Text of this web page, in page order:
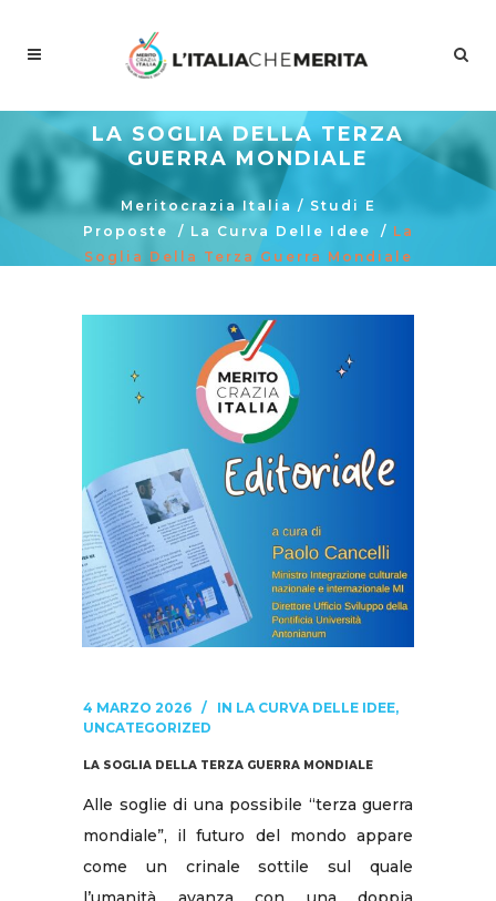
LA SOGLIA DELLA TERZA
GUERRA MONDIALE
Meritocrazia Italia / Studi E
Proposte
/ La Curva Delle Idee / La
Soglia Della Terza Guerra Mondiale
4 MARZO 2026 IN LA CURVA DELLE IDEE,
UNCATEGORIZED
LA SOGLIA DELLA TERZA GUERRA MONDIALE
Alle soglie di una possibile “terza guerra mondiale”, il futuro del mondo appare come un crinale sottile sul quale l’umanità avanza con una doppia tentazione: da un lato quella di interpretare la complessità come destino di conflitto, dall’altro quella di ridurre la pace a semplice sospensione delle ostilità, come se bastasse il silenzio delle armi a ricostruire l’ordine morale e giuridico delle relazioni tra i popoli; eppure, proprio quando l’orizzonte sembra comprimersi nella grammatica della paura, diviene più urgente riconoscere che la storia non è soltanto una sequenza di interessi in competizione, ma anche un luogo di vocazioni condivise, di responsabilità convergenti, di possibilità spirituali e culturali capaci di rigenerare la politica e di riscattare il diritto internazionale dalla sua vulnerabilità più drammatica: la subordinazione della persona ai calcoli di potenza. In tale contesto, parlare del futuro non significa esercitare una retorica consolatoria, bensì compiere un atto di discernimento: leggere i segni del tempo senza cedere al fatalismo, nominare le fratture senza trasformarle in identità permanenti, riconoscere la tragicità del presente senza consegnare l’avvenire al determinismo della violenza; perché la “soglia” non è soltanto un limite, ma anche una possibilità, e ogni possibilità chiede un linguaggio adeguato, una postura interiore e un metodo di relazione. È qui che la diplomazia delle culture può e deve riacquistare la propria funzione originaria: non un ornamento umanistico aggiunto alla diplomazia degli Stati, ma una struttura generativa del legame internazionale, capace di rendere pensabile e praticabile ciò che altrimenti sarebbe politicamente impronunciabile; la cultura, infatti, non è un deposito di memorie immobili, bensì un’energia interpretativa che decide come un popolo si percepisce, come percepisce l’altro, quale valore attribuisce alla vita, quale prezzo accetta di pagare per la sicurezza, quali limiti riconosce alla forza, quale dignità accorda allo straniero e al vulnerabile. Quando le culture si irrigidiscono in ideologie identitarie, la guerra diventa plausibile; quando si aprono alla reciprocità, la pace torna a essere un’ipotesi razionale e morale, prima ancora che un accordo tecnico. Per questo, se è vero che l’epoca attuale conosce nuove forme di conflitto—ibrido, informazionale, economico, tecnologico, religioso e pseudo-religioso—è altrettanto vero che l’umanità dispone di risorse altrettanto nuove per prevenire l’escalation: non soltanto strumenti giuridici, ma soprattutto competenze relazionali, alfabeti di riconciliazione, pratiche di incontro, percorsi di formazione che incidono sulle coscienze e, di conseguenza, sulle istituzioni. Il punto decisivo è comprendere che la pace non nasce come prodotto collaterale della deterrenza, né come semplice bilanciamento di interessi, ma come scelta antropologica e spirituale: la scelta di riconoscere nell’altro non un ostacolo, non un concorrente ontologico, bensì un interlocutore, e in ultima istanza un coabitante della medesima casa comune. Da questa scelta discende una triade che può orientare in modo limpido e operativo la transizione dal rischio di guerra globale a un ordine di convivenza: la cultura del dialogo come via, la collaborazione comune come condotta, la conoscenza reciproca come metodo e criterio. La cultura del dialogo come via non è una formula di cortesia, ma una disciplina esigente: implica la rinuncia all’umiliazione dell’avversario, la conversione del linguaggio pubblico, la capacità di distinguere tra verità e propaganda, tra legittima difesa e vendetta, tra giustizia e ritorsione, tra memoria e rancore; richiede di riconoscere che il dialogo non equivale a relativismo, ma a responsabilità, perché soltanto chi crede che la verità abbia forza propria può permettersi di cercare l’incontro senza paura, e soltanto chi possiede un’identità non fragile può aprirsi senza dissolversi. La collaborazione comune come condotta significa tradurre il dialogo in istituzioni e in prassi: cooperazione multilaterale credibile, politiche condivise per la riduzione delle diseguaglianze, tutela della vita nelle sue forme più esposte, protezione dei civili, corridoi umanitari, garanzie per i prigionieri, contrasto all’economia che prospera sulla guerra, responsabilità per le filiere tecnologiche che alimentano conflitti, governance etica dell’intelligenza artificiale e delle infrastrutture digitali, in modo che la potenza degli strumenti non superi la maturità della coscienza; collaborazione comune significa anche riconoscere che la sicurezza non è soltanto militare, ma alimentare, sanitaria, climatica, educativa, culturale, e che ogni insicurezza strutturale diventa carburante per l’odio e per la manipolazione. La conoscenza reciproca come metodo e criterio, infine, è la condizione che rende dialogo e cooperazione non episodici, ma stabili: conoscere l’altro non per controllarlo, bensì per comprenderlo; non per neutralizzarlo, ma per incontrarlo; non per assimilarlo, ma per riconoscerne la dignità e la vocazione. Qui la diplomazia delle culture si rivela come un’arte paziente: educare allo sguardo lungo, sottrarre la percezione dell’altro alla caricatura, impedire che la distanza culturale diventi distanza morale; promuovere luoghi in cui l’incontro sia reale e non mediatizzato, in cui l’ascolto non sia strategia ma postura, in cui la differenza non sia minaccia ma occasione di approfondimento. In questo senso, l’esperienza storica e simbolica dell’incontro rispettoso tra mondi religiosi e civili, quando avviene nel segno della mitezza e della stima, resta un paradigma di portata universale: essa mostra che perfino dentro scenari segnati da guerra e sospetto è possibile varcare le linee del pregiudizio con mani disarmate, chiedere udienza all’umanità dell’altro, lasciarsi ospitare dalla sua alterità senza rinunciare alla propria fede, e tornare trasformati da un incontro che non elimina il conflitto della storia, ma ne disinnesca l’inevitabilità. Tale paradigma, assunto con intelligenza contemporanea, suggerisce che la prevenzione della guerra globale non dipende soltanto da vertici diplomatici o da trattati, ma dalla capacità delle società di generare anticorpi culturali contro la demonizzazione: perché la demonizzazione è il vero preludio della guerra, la sua liturgia preparatoria, il suo linguaggio sacrale rovesciato. Quando un popolo smette di vedere nel volto dell’altro un volto umano, il diritto cessa di essere un limite e diventa un dispositivo; la dignità perde la sua evidenza originaria e viene sostituita da gerarchie di valore; l’idea stessa di “civiltà” si riduce a pretesto per l’esclusione. Se dunque vogliamo aprire una strada autentica di condivisione, dobbiamo assumere una tesi forte e limpida: la radice della speranza è la dignità, intesa non come concessione, non come premio, non come esito di appartenenze, ma come diritto sussistente, cioè come realtà che sta in sé e non dipende dal riconoscimento altrui per esistere; un diritto che precede le giurisdizioni e fonda le giurisdizioni, che illumina le costituzioni e giudica le costituzioni, che attraversa le culture senza annullarle e chiede alle culture di elevarsi alla loro massima nobiltà morale. Parlare di dignità come diritto sussistente significa porre al centro un criterio panumano del diritto internazionale: panumano perché non riducibile a una singola tradizione politica, confessionale o geografica; internazionale perché capace di strutturare obblighi e responsabilità oltre il confine; giuridico perché non si limita a un sentimento, ma esige forme, garanzie, procedure, sanzioni, prevenzioni; e al tempo stesso spirituale perché tocca il nucleo dell’umano, là dove la persona non è numero, non è funzione, non è mezzo. La dignità, così compresa, è la vera infrastruttura della pace: essa rende inaccettabile la guerra come soluzione ordinaria, rende intollerabile la logica dello scarto, rende scandalosa l’indifferenza verso i popoli schiacciati tra fame, migrazioni forzate e violenze; e soprattutto rende possibile una speranza non ingenua, perché la speranza non nega il male, lo attraversa senza adorarlo. Da qui discende una precisa responsabilità delle istituzioni culturali e delle università: esse non possono limitarsi a descrivere l’angoscia del tempo, né a produrre conoscenza neutra che, in quanto neutra, viene inevitabilmente assorbita dagli apparati più forti; l’università, quando è fedele alla propria vocazione, diventa laboratorio di umanesimo operativo: forma coscienze capaci di discernimento, elabora categorie che rendono la pace pensabile, educa al dialogo come competenza, alla cooperazione come stile, alla reciprocità come criterio di giudizio. In una stagione in cui la tecnologia moltiplica la potenza senza garantire la sapienza, la missione formativa acquista un’urgenza quasi salvifica: la pace richiede persone competenti e giuste, non soltanto governanti abili; richiede mediatori culturali, giuristi dell’umano, economisti della responsabilità, comunicatori della verità, scienziati consapevoli dell’impatto morale delle proprie scelte; richiede, in una parola, un ethos condiviso che sappia stare dentro la pluralità senza trasformarla in frammentazione bellica. E tuttavia, la formazione non è mai soltanto trasmissione di nozioni: è generazione di un modo di essere. Se la storia contemporanea ci espone alla tentazione del cinismo—quella forma raffinata di disperazione che si maschera da realismo—la risposta deve essere un realismo più profondo: il realismo della fraternità possibile, della pace come costruzione, dell’umanità come destino comune; un realismo che non ignora la violenza, ma la “cura” alla radice, smascherandone i meccanismi simbolici, le economie segrete, le retoriche sacrificiali, le paure manipolate. Curare la violenza significa restituire al mondo la fiducia nel valore dell’incontro, nella forza della minorità come stile